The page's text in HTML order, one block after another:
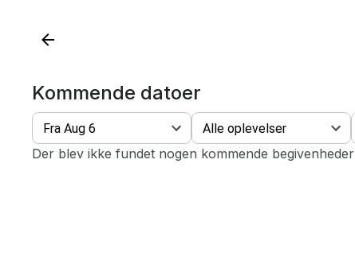
Kommende datoer
Fra Aug 6 Alle oplevelser
Der blev ikke fundet nogen kommende begivenheder